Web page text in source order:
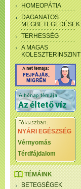
HOMEOPÁTIA
DAGANATOS
MEGBETEGEDÉSEK
TERHESSÉG
A MAGAS
KOLESZTERINSZINT
NYÁRI EGÉSZSÉG
Vérnyomás
Térdfájdalom
TÉMÁINK
BETEGSÉGEK